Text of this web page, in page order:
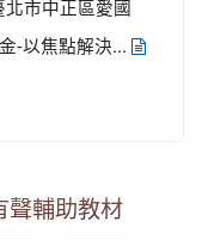
市中正區愛國
-以焦點解決...
聲輔助教材